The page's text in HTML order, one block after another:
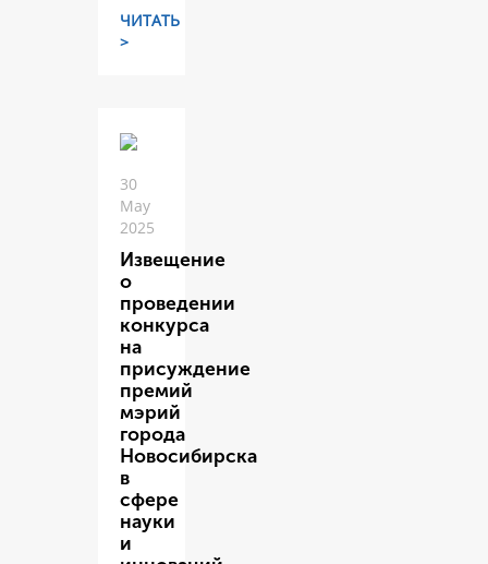
ЧИТАТЬ
>
30
May
2025
Извещение
о
проведении
конкурса
на
присуждение
премий
мэрий
города
Новосибирска
в
сфере
науки
и